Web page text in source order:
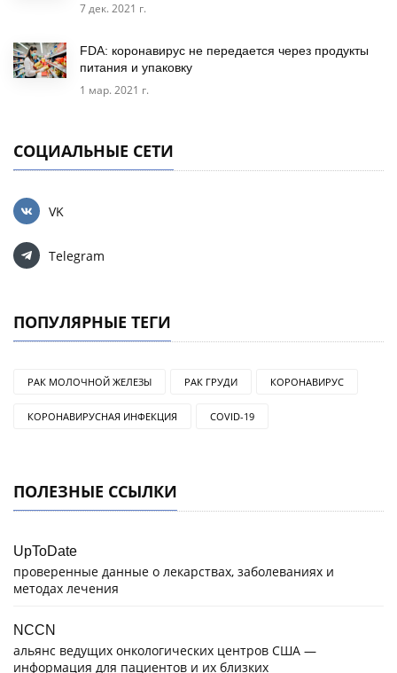
7 дек. 2021 г.
FDA: коронавирус не передается через продукты
питания и упаковку
1 мар. 2021 г.
СОЦИАЛЬНЫЕ СЕТИ
VK
Telegram
ПОПУЛЯРНЫЕ ТЕГИ
РАК МОЛОЧНОЙ ЖЕЛЕЗЫ РАК ГРУДИ КОРОНАВИРУС
КОРОНАВИРУСНАЯ ИНФЕКЦИЯ COVID-19
ПОЛЕЗНЫЕ ССЫЛКИ
UpToDate
проверенные данные о лекарствах, заболеваниях и
методах лечения
NCCN
альянс ведущих онкологических центров США —
информация для пациентов и их близких